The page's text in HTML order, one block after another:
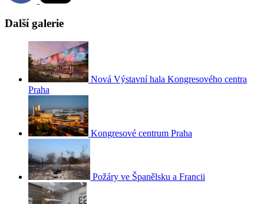
Další galerie
Nová Výstavní hala Kongresového centra
Praha
Kongresové centrum Praha
Požáry ve Španělsku a Francii